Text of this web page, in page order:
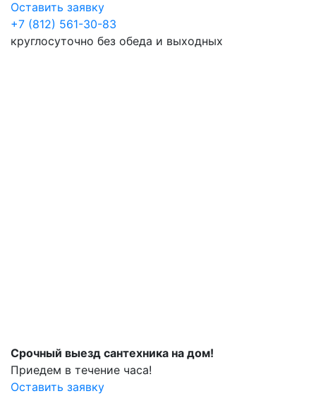
Оставить заявку
+7 (812) 561-30-83
круглосуточно без обеда и выходных
Срочный выезд сантехника на дом!
Приедем в течение часа!
Оставить заявку